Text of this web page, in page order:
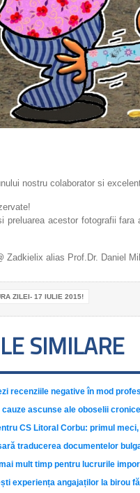
nostru colaborator si
preluarea acestor fotografii
Zadkielix alias Prof.Dr. Daniel
ZILEI- 17 IULIE 2015!
SIMILARE
recenziile negative în mod
cauze ascunse ale oboselii cronice
CS Litoral Corbu: primul
traducerea documentelor
mult timp pentru lucrurile
experiența angajaților la birou